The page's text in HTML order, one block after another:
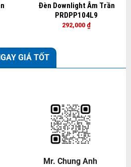
Đèn Downlight Âm Trần
PRDPP104L9
292,000 ₫
GIÁ TỐT
Mr. Chung Anh